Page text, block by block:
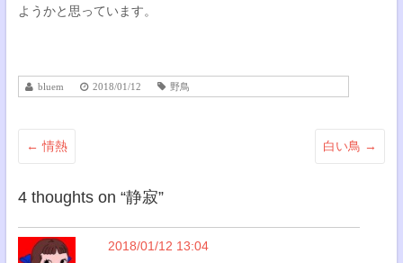
ようかと思っています。
bluem 2018/01/12 野鳥
← 情熱 白い鳥 →
4 thoughts on “静寂”
2018/01/12 13:04